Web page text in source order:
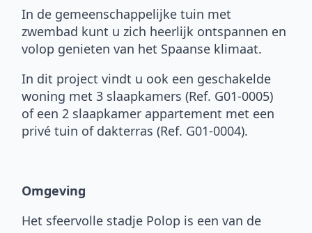
In de gemeenschappelijke tuin met
zwembad kunt u zich heerlijk ontspannen en
volop genieten van het Spaanse klimaat.
In dit project vindt u ook een geschakelde
woning met 3 slaapkamers (Ref. G01-0005)
of een 2 slaapkamer appartement met een
privé tuin of dakterras (Ref. G01-0004).
Omgeving
Het sfeervolle stadje Polop is een van de